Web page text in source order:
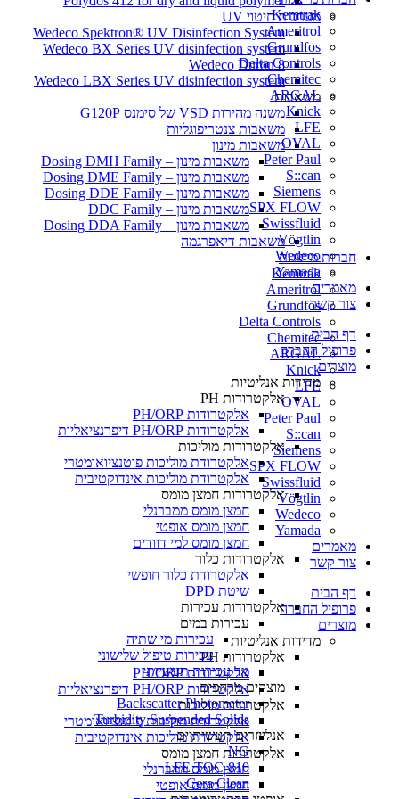
מערכות חיטוי UV
Wedeco Spektron® UV Disinfection System
Wedeco BX Series UV disinfection system
Wedeco Duron 8
Wedeco LBX Series UV disinfection system
משאבות
משנה מהירות VSD של סימנס G120P
משאבות צנטריפוגליות
משאבות מינון
משאבות מינון – Dosing DMH Family
משאבות מינון – Dosing DME Family
משאבות מינון – Dosing DDE Family
משאבות מינון – DDC Family
משאבות מינון – Dosing DDA Family
משאבות דיאפרגמה
חברות מיוצגות
Kemtrak
Ameritrol
Grundfos
Delta Controls
Chemitec
ARGAL
Knick
LFE
OVAL
Peter Paul
S::can
Siemens
SPX FLOW
Swissfluid
Vögtlin
Wedeco
Yamada
מאמרים
צור קשר
דף הבית
פרופיל החברה
מוצרים
מדידות אנליטיות
אלקטרודות PH
אלקטרודות PH/ORP
אלקטרודות PH/ORP דיפרנציאליות
אלקטרודות מוליכות
אלקטרודת מוליכות פוטנציואומטרי
אלקטרודת מוליכות אינדוקטיבית
אלקטרודות חמצן מומס
חמצן מומס ממברנלי
חמצן מומס אופטי
Kemtrak
Ameritrol
Grundfos
Delta Controls
Chemitec
ARGAL
Knick
LFE
OVAL
Peter Paul
S::can
Siemens
SPX FLOW
Swissfluid
Vögtlin
Wedeco
Yamada
מאמרים
צור קשר
דף הבית
פרופיל החברה
מוצרים
מדידות אנליטיות
אלקטרודות PH
אלקטרודות PH/ORP
אלקטרודות PH/ORP דיפרנציאליות
אלקטרודות מוליכות
אלקטרודת מוליכות פוטנציואומטרי
אלקטרודת מוליכות אינדוקטיבית
אלקטרודות חמצן מומס
חמצן מומס ממברנלי
חמצן מומס אופטי
חמצן מומס למי דוודים
אלקטרודות כלור
אלקטרודת כלור חופשי
שיטת DPD
אלקטרודות עכירות
עכירות במים
עכירות מי שתיה
עכירות טיפול שלישוני
מד עכירות תעשייתי
מוצקים מרחפים
Backscatter Photometer
Turbidity Suspended Solids
אנלייזרים תעשיתיים
NG
LFE TOC-810
Cera Clean​